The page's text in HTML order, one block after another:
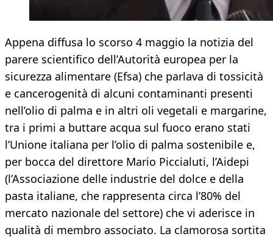
Appena diffusa lo scorso 4 maggio la notizia del
parere scientifico dell’Autorità europea per la
sicurezza alimentare (Efsa) che parlava di tossicità
e cancerogenità di alcuni contaminanti presenti
nell’olio di palma e in altri oli vegetali e margarine,
tra i primi a buttare acqua sul fuoco erano stati
l’Unione italiana per l’olio di palma sostenibile e,
per bocca del direttore Mario Piccialuti, l’Aidepi
(l’Associazione delle industrie del dolce e della
pasta italiane, che rappresenta circa l’80% del
mercato nazionale del settore) che vi aderisce in
qualità di membro associato. La clamorosa sortita